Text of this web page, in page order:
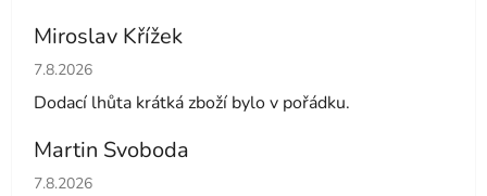
Miroslav Křížek
Hodnocení obchodu je 5 z 5 hvězdiček.
7.8.2026
Dodací lhůta krátká zboží bylo v pořádku.
Martin Svoboda
Hodnocení obchodu je 5 z 5 hvězdiček.
7.8.2026